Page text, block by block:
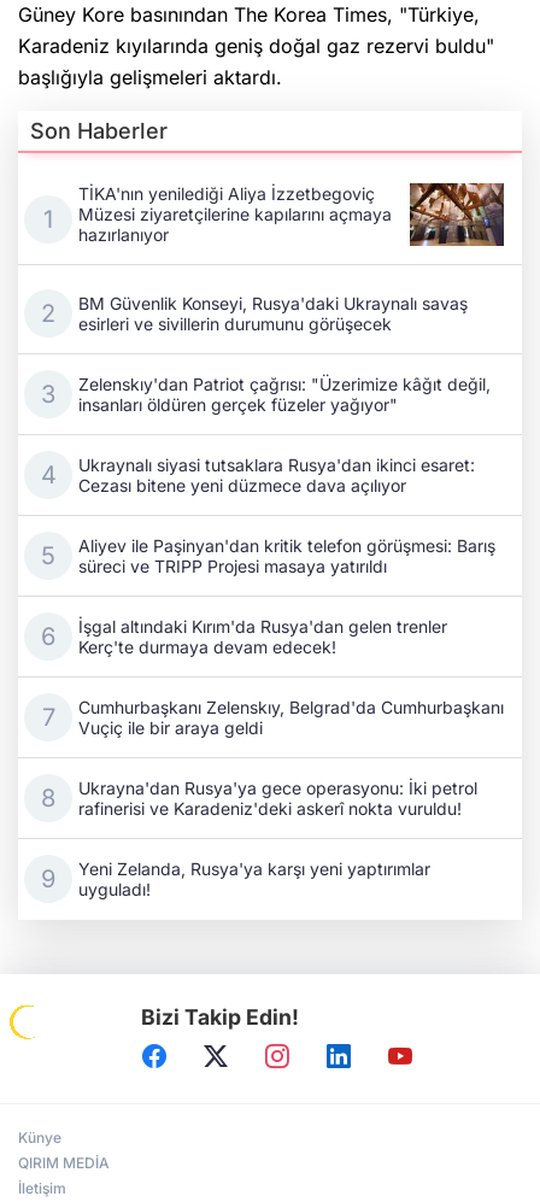
Güney Kore basınından The Korea Times, "Türkiye,
Karadeniz kıyılarında geniş doğal gaz rezervi buldu"
başlığıyla gelişmeleri aktardı.
Son Haberler
TİKA'nın yenilediği Aliya İzzetbegoviç
Müzesi ziyaretçilerine kapılarını açmaya
hazırlanıyor
BM Güvenlik Konseyi, Rusya'daki Ukraynalı savaş
esirleri ve sivillerin durumunu görüşecek
Zelenskıy'dan Patriot çağrısı: "Üzerimize kâğıt değil,
insanları öldüren gerçek füzeler yağıyor"
Ukraynalı siyasi tutsaklara Rusya'dan ikinci esaret:
Cezası bitene yeni düzmece dava açılıyor
Aliyev ile Paşinyan'dan kritik telefon görüşmesi: Barış
süreci ve TRIPP Projesi masaya yatırıldı
İşgal altındaki Kırım'da Rusya'dan gelen trenler
Kerç'te durmaya devam edecek!
Cumhurbaşkanı Zelenskıy, Belgrad'da Cumhurbaşkanı
Vuçiç ile bir araya geldi
Ukrayna'dan Rusya'ya gece operasyonu: İki petrol
rafinerisi ve Karadeniz'deki askerî nokta vuruldu!
Yeni Zelanda, Rusya'ya karşı yeni yaptırımlar
uyguladı!
Bizi Takip Edin!
Künye
QIRIM MEDİA
İletişim